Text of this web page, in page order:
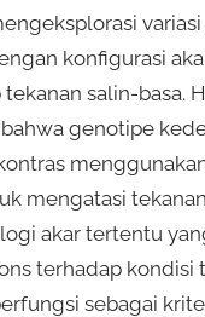
variasi
konfigurasi
salin-basa.
genotipe
mengatasi
akar tertentu
terhadap kondisi
sebagai